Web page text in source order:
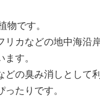
物です。
カなどの地中海沿
す。
の臭み消しとして
たりです。